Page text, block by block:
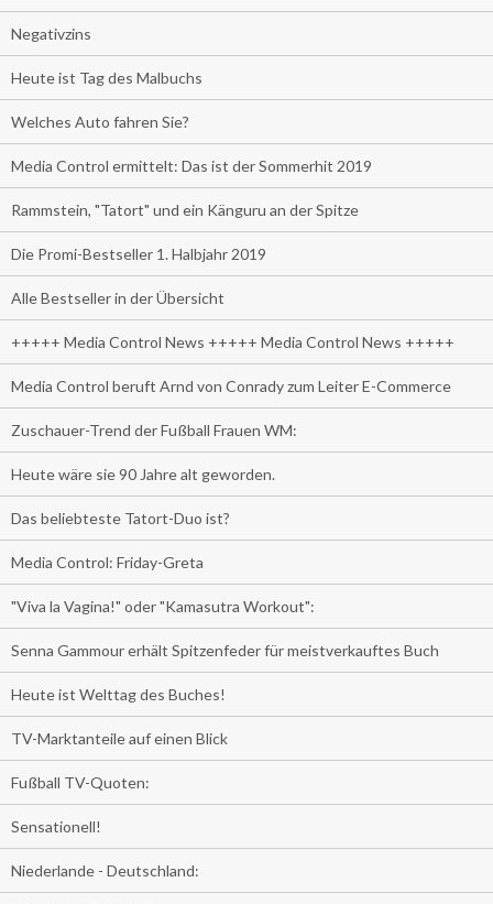
Negativzins
Heute ist Tag des Malbuchs
Welches Auto fahren Sie?
Media Control ermittelt: Das ist der Sommerhit 2019
Rammstein, "Tatort" und ein Känguru an der Spitze
Die Promi-Bestseller 1. Halbjahr 2019
Alle Bestseller in der Übersicht
+++++ Media Control News +++++ Media Control News +++++
Media Control beruft Arnd von Conrady zum Leiter E-Commerce
Zuschauer-Trend der Fußball Frauen WM:
Heute wäre sie 90 Jahre alt geworden.
Das beliebteste Tatort-Duo ist?
Media Control: Friday-Greta
"Viva la Vagina!" oder "Kamasutra Workout":
Senna Gammour erhält Spitzenfeder für meistverkauftes Buch
Heute ist Welttag des Buches!
TV-Marktanteile auf einen Blick
Fußball TV-Quoten:
Sensationell!
Niederlande - Deutschland: